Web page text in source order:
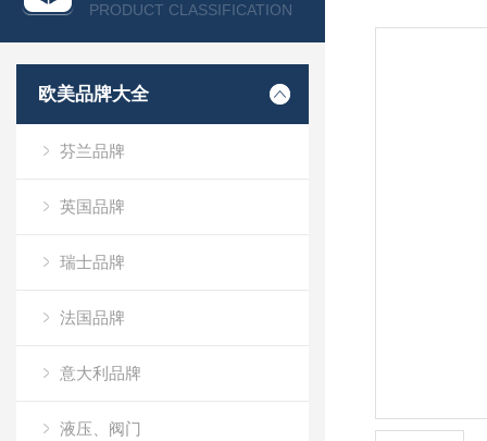
PRODUCT CLASSIFICATION
欧美品牌大全
芬兰品牌
英国品牌
瑞士品牌
法国品牌
意大利品牌
液压、阀门